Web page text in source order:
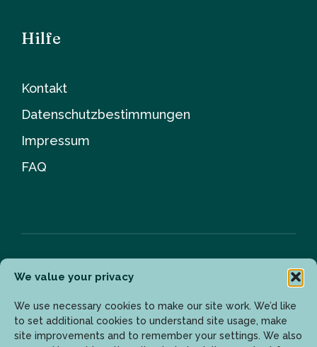
We value your privacy
We use necessary cookies to make our site work. We’d like
to set additional cookies to understand site usage, make
site improvements and to remember your settings. We also
Hilfe
Kontakt
Datenschutzbestimmungen
Impressum
FAQ
Newsletter
Geben Sie Ihre E-Mail-Adresse ein, um die neuesten